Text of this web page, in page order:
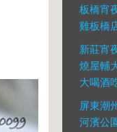
板橋宵
雞板橋
新莊宵
燒屋輔
大喝酒
屏東潮
河濱公